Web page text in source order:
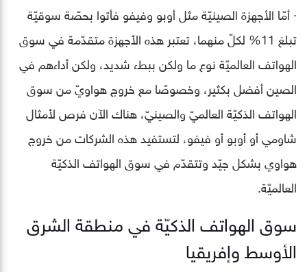
· أمّا الأجهزة الصينيّة مثل أوبو وفيفو فأتوا بحصّة سوقيّة
تبلغ 11% لكلّ منهما، تعتبر هذه الأجهزة متقدّمة في سوق
الهواتف العالميّة نوع ما ولكن ببطء شديد، ولكن أداءهم في
الصين أفضل بكثير، وخصوصًا مع خروج هواويّ من سوق
الهواتف الذكيّة العالميّ والصينيّ، هناك الآن فرص لأمثال
شاومي أو أوبو أو فيفو، لتستفيد هذه الشركات من خروج
هواوي بشكل جيّد وتتقدّم في سوق الهواتف الذكيّة
العالميّة.
سوق الهواتف الذكيّة في منطقة الشرق
الأوسط وإفريقيا